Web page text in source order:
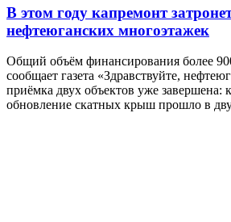
В этом году капремонт
нефтеюганских многоэтажек
Общий объём финансирования более
сообщает газета «Здравствуйте,
приёмка двух объектов уже завершена:
обновление скатных крыш прошло в